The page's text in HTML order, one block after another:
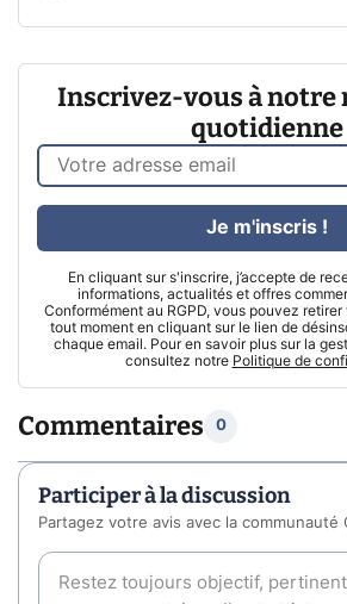
Inscrivez-vous à notre
quotidienne
En cliquant sur s'inscrire, j’accepte de
informations, actualités et offres
Conformément au RGPD, vous pouvez
tout moment en cliquant sur le lien de
chaque email. Pour en savoir plus sur la
consultez notre Politique de
Je m'inscris !
Commentaires 0
Participer à la discussion
Partagez votre avis avec la communauté